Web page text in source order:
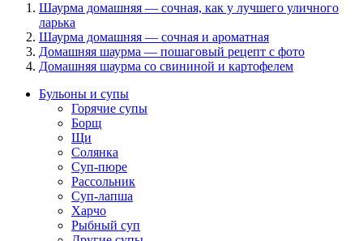
Шаурма домашняя — сочная, как у лучшего уличного
ларька
Шаурма домашняя — сочная и ароматная
Домашняя шаурма — пошаговый рецепт с фото
Домашняя шаурма со свининой и картофелем
Бульоны и супы
Горячие супы
Борщ
Щи
Солянка
Суп-пюре
Рассольник
Суп-лапша
Харчо
Рыбный суп